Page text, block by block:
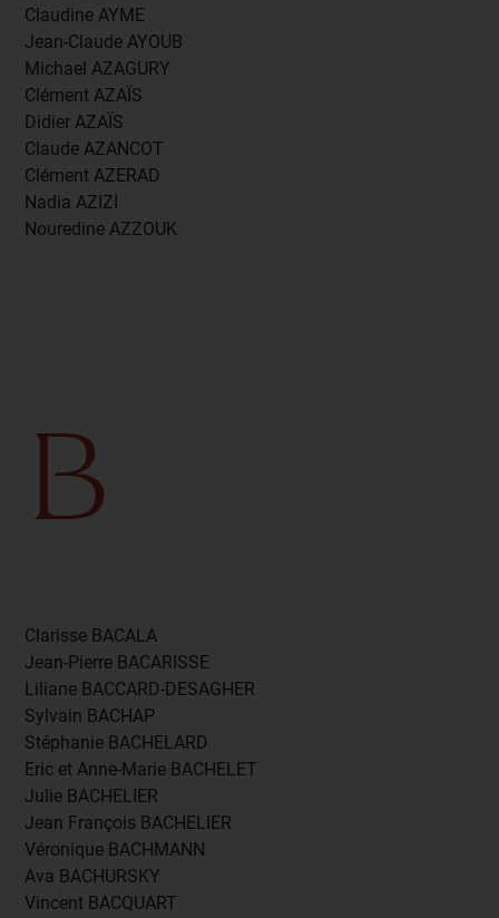
Claudine AYME
Jean-Claude AYOUB
Michael AZAGURY
Clément AZAÏS
Didier AZAÏS
Claude AZANCOT
Clément AZERAD
Nadia AZIZI
Nouredine AZZOUK
B
Clarisse BACALA
Jean-Pierre BACARISSE
Liliane BACCARD-DESAGHER
Sylvain BACHAP
Stéphanie BACHELARD
Eric et Anne-Marie BACHELET
Julie BACHELIER
Jean François BACHELIER
Véronique BACHMANN
Ava BACHURSKY
Vincent BACQUART